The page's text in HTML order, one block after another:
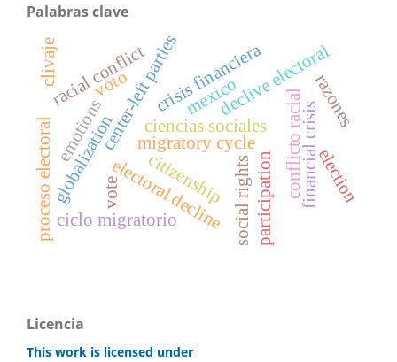
Palabras clave
ciencias sociales
participation
center-left parties
electoral decline
crisis financieradeclive electoral
racial conflict
migratory cycle
globalization conflicto racial
ciclo migratorio social rights
citizenship financial crisiselection
razones
voto
emotions
vote
mexico
proceso electoral
clivaje
Licencia
This work is licensed under